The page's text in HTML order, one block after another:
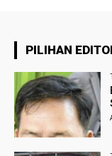
PILIHAN